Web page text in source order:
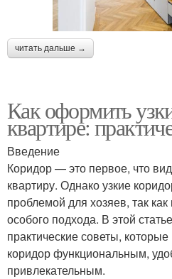
читать дальше →
Как оформить
квартире:
Введение
Коридор — это первое, что
квартиру. Однако узкие
проблемой для хозяев, так
особого подхода. В этой
практические советы, которые
коридор функциональным,
привлекательным.